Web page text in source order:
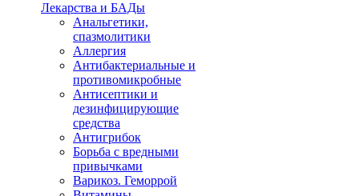
Лекарства и БАДы
Анальгетики,
спазмолитики
Аллергия
Антибактериальные и
противомикробные
Антисептики и
дезинфицирующие
средства
Антигрибок
Борьба с вредными
привычками
Варикоз. Геморрой